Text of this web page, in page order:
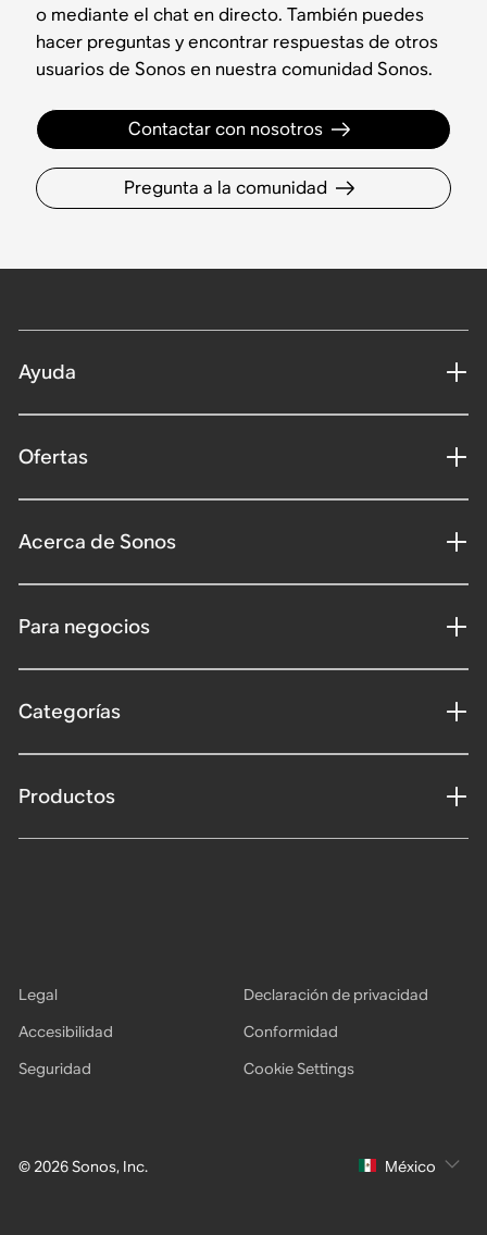
o mediante el chat en directo. También puedes
hacer preguntas y encontrar respuestas de otros
usuarios de Sonos en nuestra comunidad Sonos.
Contactar con nosotros
Pregunta a la comunidad
Ayuda
Ofertas
Acerca de Sonos
Para negocios
Categorías
Productos
© 2026 Sonos, Inc.
Legal
Declaración de privacidad
Accesibilidad
Conformidad
Seguridad
Cookie Settings
México